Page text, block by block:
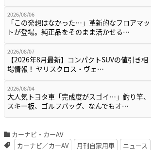
2026/08/06
「この発想はなかった…」革新的なフロアマッ
トが登場。純正品をそのまま活かせる…
2026/08/07
【2026年8月最新】コンパクトSUVの値引き相
場情報！ ヤリスクロス・ヴェ…
2026/08/04
大人気トヨタ車「完成度がスゴイ…」釣り竿、
スキー板、ゴルフバッグ、なんでもオ…
カーナビ・カーAV
カーナビ／カーAV
月刊自家用車 ニュース